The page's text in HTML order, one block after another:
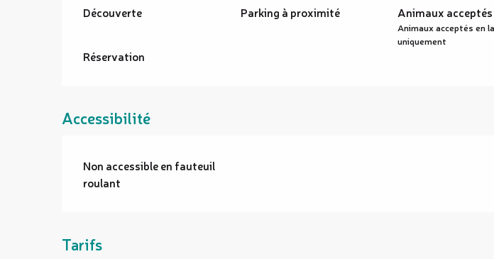
Découverte Parking à proximité Animaux acceptés
Animaux acceptés en
uniquement
Réservation
Accessibilité
Non accessible en fauteuil
roulant
Tarifs